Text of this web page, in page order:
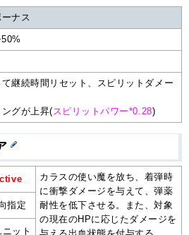
ナス
継続時間リセット、スピリットダメー
グが上昇(スピリットパワー*0.28)
カラスの使い魔を放ち、着弾時
に衝撃ダメージを与えて、弾薬
耐性を低下させる。また、対象
の現在のHPに応じたダメージを
指定
ット